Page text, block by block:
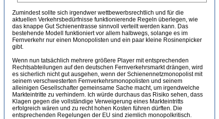
Zumindest sollte sich irgendwer wettbewerbsrechtlich und für die
aktuellen Verkehrsbedürfnisse funktionierende Regeln überlegen, wie
das knappe Gut Schienentrasse sinnvoll verteilt werden kann. Das
bestehende Modell funktioniert vor allem halbwegs, solange es im
Fernverkehr nur einen Monopolisten und ein paar kleine Rosinenpicker
gibt.
Wenn nun tatsächlich mehrere größere Player mit entsprechenden
Rechtsabteilungen auf den deutschen Fernverkehrsmarkt drängen, wird
es sicherlich nicht gut ausgehen, wenn der Schienennetzmonopolist mit
seinem verschwesterten Fernverkehrsmonopolisten und seinem
alleinigen Gesellschafter gemeinsame Sache macht, um irgendwelche
Markteintritte zu verhindern. Ich würde durchaus das Risiko sehen, dass
Klagen gegen die vollständige Verweigerung eines Markteintritts
erfolgreich wären und zu recht hohen Kosten führen dürften. Die
entsprechenden Regelungen der EU sind ziemlich monopolkritisch.